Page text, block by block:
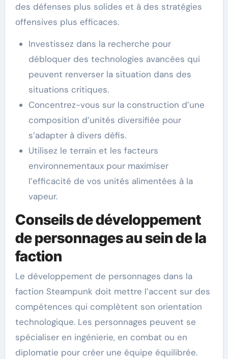
des défenses plus solides et à des stratégies
offensives plus efficaces.
Investissez dans la recherche pour
débloquer des technologies avancées qui
peuvent renverser la situation dans des
situations critiques.
Concentrez-vous sur la construction d’une
composition d’unités diversifiée pour
s’adapter à divers défis.
Utilisez le terrain et les facteurs
environnementaux pour maximiser
l’efficacité de vos unités alimentées à la
vapeur.
Conseils de développement
de personnages au sein de la
faction
Le développement de personnages dans la
faction Steampunk doit mettre l’accent sur des
compétences qui complètent son orientation
technologique. Les personnages peuvent se
spécialiser en ingénierie, en combat ou en
diplomatie pour créer une équipe équilibrée.